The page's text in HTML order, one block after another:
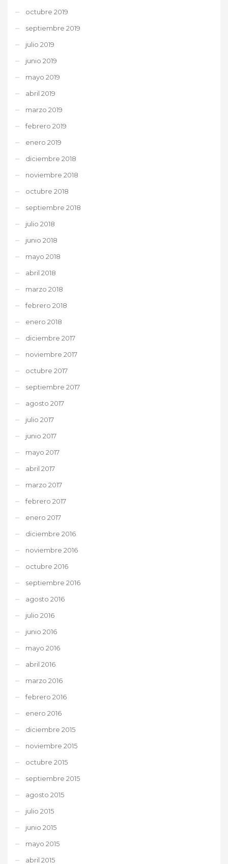
octubre 2019
septiembre 2019
julio 2019
junio 2019
mayo 2019
abril 2019
marzo 2019
febrero 2019
enero 2019
diciembre 2018
noviembre 2018
octubre 2018
septiembre 2018
julio 2018
junio 2018
mayo 2018
abril 2018
marzo 2018
febrero 2018
enero 2018
diciembre 2017
noviembre 2017
octubre 2017
septiembre 2017
agosto 2017
julio 2017
junio 2017
mayo 2017
abril 2017
marzo 2017
febrero 2017
enero 2017
diciembre 2016
noviembre 2016
octubre 2016
septiembre 2016
agosto 2016
julio 2016
junio 2016
mayo 2016
abril 2016
marzo 2016
febrero 2016
enero 2016
diciembre 2015
noviembre 2015
octubre 2015
septiembre 2015
agosto 2015
julio 2015
junio 2015
mayo 2015
abril 2015